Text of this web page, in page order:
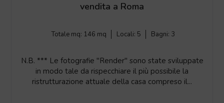
vendita a Roma
Totale mq: 146 mq Locali: 5 Bagni: 3
N.B. *** Le fotografie "Render" sono state sviluppate
in modo tale da rispecchiare il più possibile la
ristrutturazione attuale della casa compreso il...